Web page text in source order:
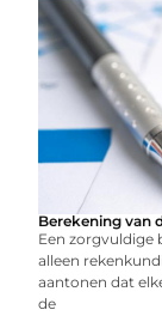
Berekening van
Een zorgvuldige
alleen
aantonen dat
de